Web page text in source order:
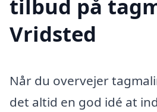
tilbud på
Vridsted
Når du overvejer
det altid en god idé at